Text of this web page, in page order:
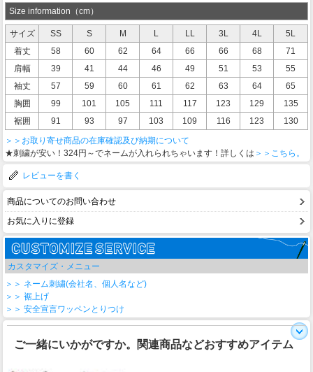
Size information（cm）
サイズ SS S M L LL 3L 4L
5L
着丈
58 60 62 64 66 66 68
71
肩幅
39 41 44 46 49 51 53
55
袖丈
57 59 60 61 62 63 64
65
胸囲
99 101 105 111 117 123 129
135
裾囲
91 93 97 103 109 116 123
130
＞＞お取り寄せ商品の在庫確認及び納期について
★刺繍が安い！324円～でネームが入れられちゃいます！詳しくは ＞＞こちら。
レビューを書く
商品についてのお問い合わせ
お気に入りに登録
カスタマイズ・メニュー
＞＞ ネーム刺繍(会社名、個人名など)
＞＞ 裾上げ
＞＞ 安全宣言ワッペンとりつけ
ご一緒にいかがですか。関連商品などおすすめアイテム